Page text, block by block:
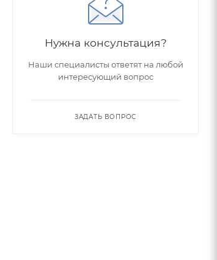
Нужна консультация?
Наши специалисты ответят на любой
интересующий вопрос
ЗАДАТЬ ВОПРОС